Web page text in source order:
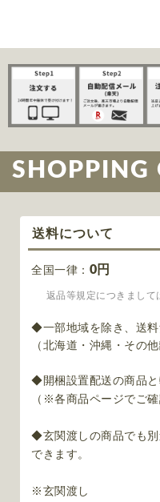
SHOPPING
送料について
全国一律： 0円
返品等規定につきまして
◆一部地域を除き、送料
（北海道・沖縄・その
◆開梱設置配送の商品と
（※各商品ページでご確
◆玄関渡しの商品でも
できます。
※玄関渡し